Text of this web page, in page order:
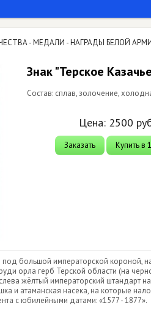
- МЕДАЛИ - НАГРАДЫ БЕЛОЙ
Знак "Терское
Состав: сплав, золочение,
Цена: 2500
Заказать Купить в
большой императорской короной,
орла герб Терской области (на
жёлтый императорский штандарт
и атаманская насека, на которые
с юбилейными датами: «1577 - 1877».